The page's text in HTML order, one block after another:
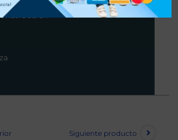
Siguiente producto